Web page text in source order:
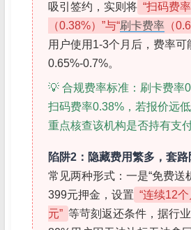
吸引签约，实则将 “扫码费率
（0.38%）”与“刷卡费率 （
用户使用1-3个月后，费率可
0.65%-0.7%。
💡 合规费率标准：刷卡费率
扫码费率0.38%，若报价远
重点核查该机构是否持有支付
陷阱2：隐藏费用繁多，套
常见两种形式：一是“免费送
399元押金，设置 “连续12
元” 等苛刻返还条件，据行